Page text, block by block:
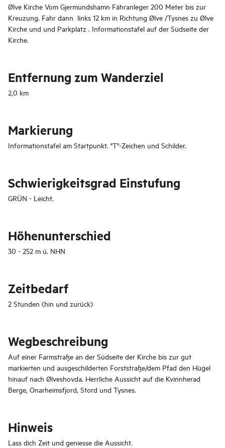
Ølve Kirche Vom Gjermundshamn Fähranleger 200 Meter bis zur
Kreuzung. Fahr dann links 12 km in Richtung Ølve /Tysnes zu Ølve
Kirche und und Parkplatz . Informationstafel auf der Südseite der
Kirche.
Entfernung zum Wanderziel
2,0 km
Markierung
Informationstafel am Startpunkt. "T"-Zeichen und Schilder.
Schwierigkeitsgrad Einstufung
GRÜN - Leicht.
Höhenunterschied
30 - 252 m ü. NHN
Zeitbedarf
2 Stunden (hin und zurück)
Wegbeschreibung
Auf einer Farmstraße an der Südseite der Kirche bis zur gut
markierten und ausgeschilderten Forststraße/dem Pfad den Hügel
hinauf nach Ølveshovda. Herrliche Aussicht auf die Kvinnherad
Berge, Onarheimsfjord, Stord und Tysnes.
Hinweis
Lass dich Zeit und geniesse die Aussicht.